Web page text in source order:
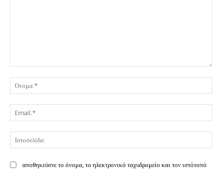
αποθηκεύστε το όνομα, το ηλεκτρονικό ταχυδρομείο και τον ιστότοπό